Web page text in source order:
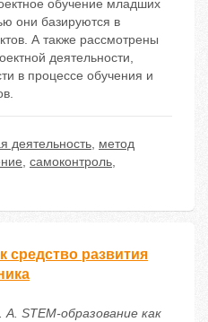
обучение младших
они базируются в
А также рассмотрены
деятельности,
в процессе обучения и
деятельность, метод
, самоконтроль,
средство развития
STEM-образование как